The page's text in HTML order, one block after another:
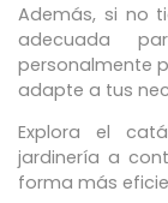
Además, si no
adecuada
personalmente
adapte a tus
Explora el
jardinería a
forma más